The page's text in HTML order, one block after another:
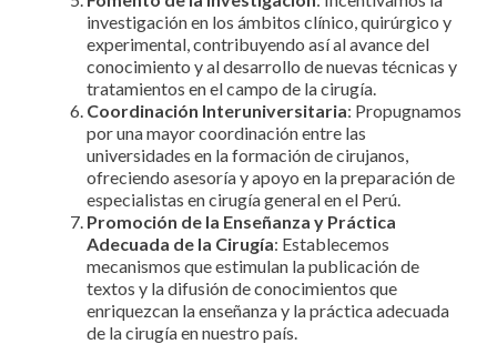
investigación en los ámbitos clínico, quirúrgico y
experimental, contribuyendo así al avance del
conocimiento y al desarrollo de nuevas técnicas y
tratamientos en el campo de la cirugía.
Coordinación Interuniversitaria: Propugnamos
por una mayor coordinación entre las
universidades en la formación de cirujanos,
ofreciendo asesoría y apoyo en la preparación de
especialistas en cirugía general en el Perú.
Promoción de la Enseñanza y Práctica
Adecuada de la Cirugía: Establecemos
mecanismos que estimulan la publicación de
textos y la difusión de conocimientos que
enriquezcan la enseñanza y la práctica adecuada
de la cirugía en nuestro país.